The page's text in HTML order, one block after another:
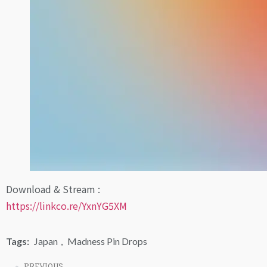
Download & Stream :
https://linkco.re/YxnYG5XM
Tags: Japan , Madness Pin Drops